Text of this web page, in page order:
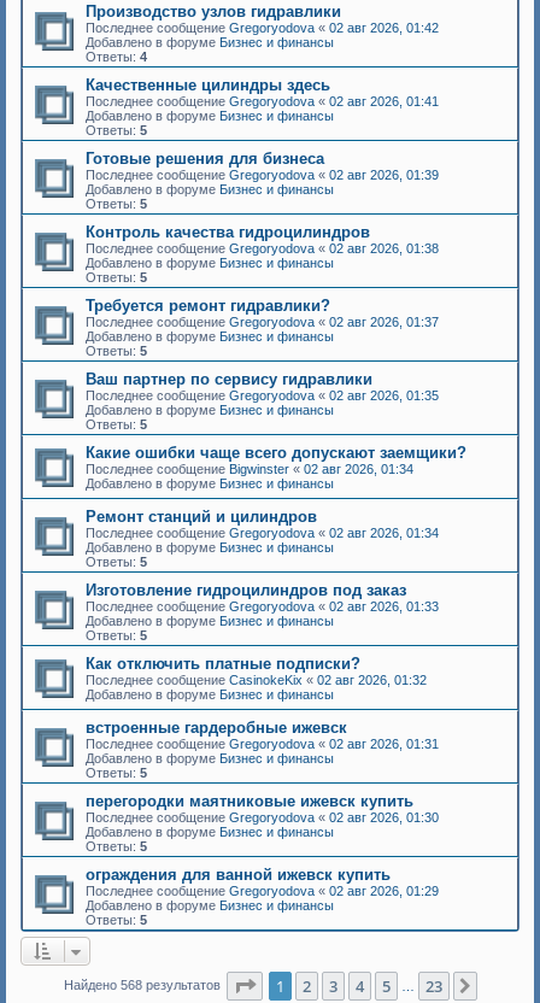
Производство узлов гидравлики
Последнее сообщение Gregoryodova « 02 авг 2026, 01:42
Добавлено в форуме Бизнес и финансы
Ответы: 4
Качественные цилиндры здесь
Последнее сообщение Gregoryodova « 02 авг 2026, 01:41
Добавлено в форуме Бизнес и финансы
Ответы: 5
Готовые решения для бизнеса
Последнее сообщение Gregoryodova « 02 авг 2026, 01:39
Добавлено в форуме Бизнес и финансы
Ответы: 5
Контроль качества гидроцилиндров
Последнее сообщение Gregoryodova « 02 авг 2026, 01:38
Добавлено в форуме Бизнес и финансы
Ответы: 5
Требуется ремонт гидравлики?
Последнее сообщение Gregoryodova « 02 авг 2026, 01:37
Добавлено в форуме Бизнес и финансы
Ответы: 5
Ваш партнер по сервису гидравлики
Последнее сообщение Gregoryodova « 02 авг 2026, 01:35
Добавлено в форуме Бизнес и финансы
Ответы: 5
Какие ошибки чаще всего допускают заемщики?
Последнее сообщение Bigwinster « 02 авг 2026, 01:34
Добавлено в форуме Бизнес и финансы
Ремонт станций и цилиндров
Последнее сообщение Gregoryodova « 02 авг 2026, 01:34
Добавлено в форуме Бизнес и финансы
Ответы: 5
Изготовление гидроцилиндров под заказ
Последнее сообщение Gregoryodova « 02 авг 2026, 01:33
Добавлено в форуме Бизнес и финансы
Ответы: 5
Как отключить платные подписки?
Последнее сообщение CasinokeKix « 02 авг 2026, 01:32
Добавлено в форуме Бизнес и финансы
встроенные гардеробные ижевск
Последнее сообщение Gregoryodova « 02 авг 2026, 01:31
Добавлено в форуме Бизнес и финансы
Ответы: 5
перегородки маятниковые ижевск купить
Последнее сообщение Gregoryodova « 02 авг 2026, 01:30
Добавлено в форуме Бизнес и финансы
Ответы: 5
ограждения для ванной ижевск купить
Последнее сообщение Gregoryodova « 02 авг 2026, 01:29
Добавлено в форуме Бизнес и финансы
Ответы: 5
Найдено 568 результатов Страница из 23
1 2 3 4 5 23